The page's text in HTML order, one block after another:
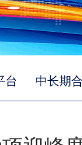
台 中长期